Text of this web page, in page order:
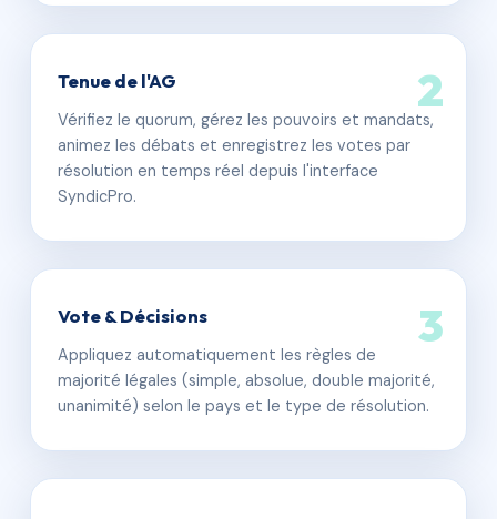
2
Tenue de l'AG
Vérifiez le quorum, gérez les pouvoirs et mandats,
animez les débats et enregistrez les votes par
résolution en temps réel depuis l'interface
SyndicPro.
3
Vote & Décisions
Appliquez automatiquement les règles de
majorité légales (simple, absolue, double majorité,
unanimité) selon le pays et le type de résolution.